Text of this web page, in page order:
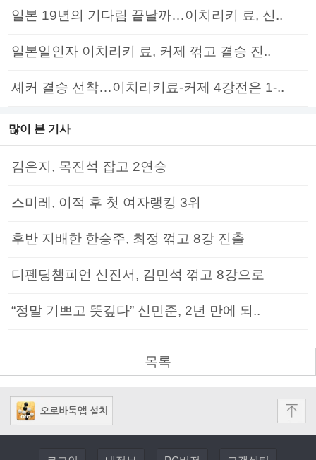
일본 19년의 기다림 끝날까…이치리키 료, 신..
일본일인자 이치리키 료, 커제 꺾고 결승 진..
셰커 결승 선착…이치리키료-커제 4강전은 1-..
많이 본 기사
김은지, 목진석 잡고 2연승
스미레, 이적 후 첫 여자랭킹 3위
후반 지배한 한승주, 최정 꺾고 8강 진출
디펜딩챔피언 신진서, 김민석 꺾고 8강으로
“정말 기쁘고 뜻깊다” 신민준, 2년 만에 되..
목록